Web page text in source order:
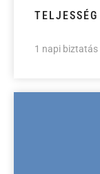
TELJESSÉG
1 napi biztatás